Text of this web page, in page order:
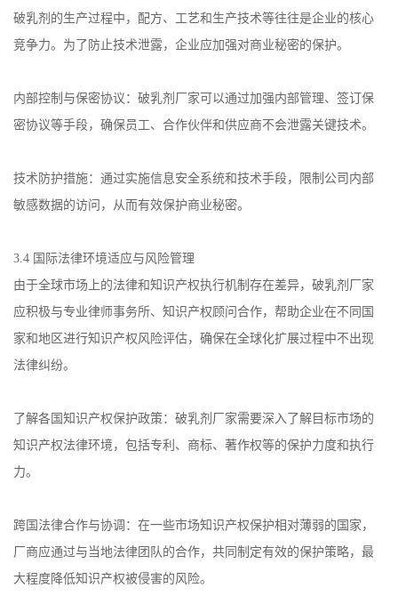
破乳剂的生产过程中，配方、工艺和生产技术等往往是企业的核心
竞争力。为了防止技术泄露，企业应加强对商业秘密的保护。
内部控制与保密协议：破乳剂厂家可以通过加强内部管理、签订保
密协议等手段，确保员工、合作伙伴和供应商不会泄露关键技术。
技术防护措施：通过实施信息安全系统和技术手段，限制公司内部
敏感数据的访问，从而有效保护商业秘密。
3.4 国际法律环境适应与风险管理
由于全球市场上的法律和知识产权执行机制存在差异，破乳剂厂家
应积极与专业律师事务所、知识产权顾问合作，帮助企业在不同国
家和地区进行知识产权风险评估，确保在全球化扩展过程中不出现
法律纠纷。
了解各国知识产权保护政策：破乳剂厂家需要深入了解目标市场的
知识产权法律环境，包括专利、商标、著作权等的保护力度和执行
力。
跨国法律合作与协调：在一些市场知识产权保护相对薄弱的国家，
厂商应通过与当地法律团队的合作，共同制定有效的保护策略，最
大程度降低知识产权被侵害的风险。